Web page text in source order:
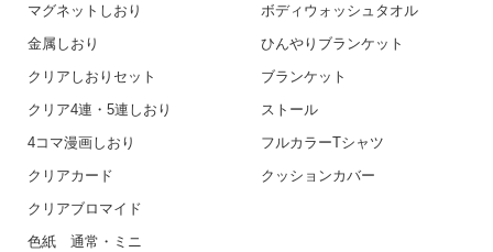
マグネットしおり
金属しおり
クリアしおりセット
クリア4連・5連しおり
4コマ漫画しおり
クリアカード
クリアブロマイド
色紙 通常・ミニ
ボディウォッシュタオル
ひんやりブランケット
ブランケット
ストール
フルカラーTシャツ
クッションカバー